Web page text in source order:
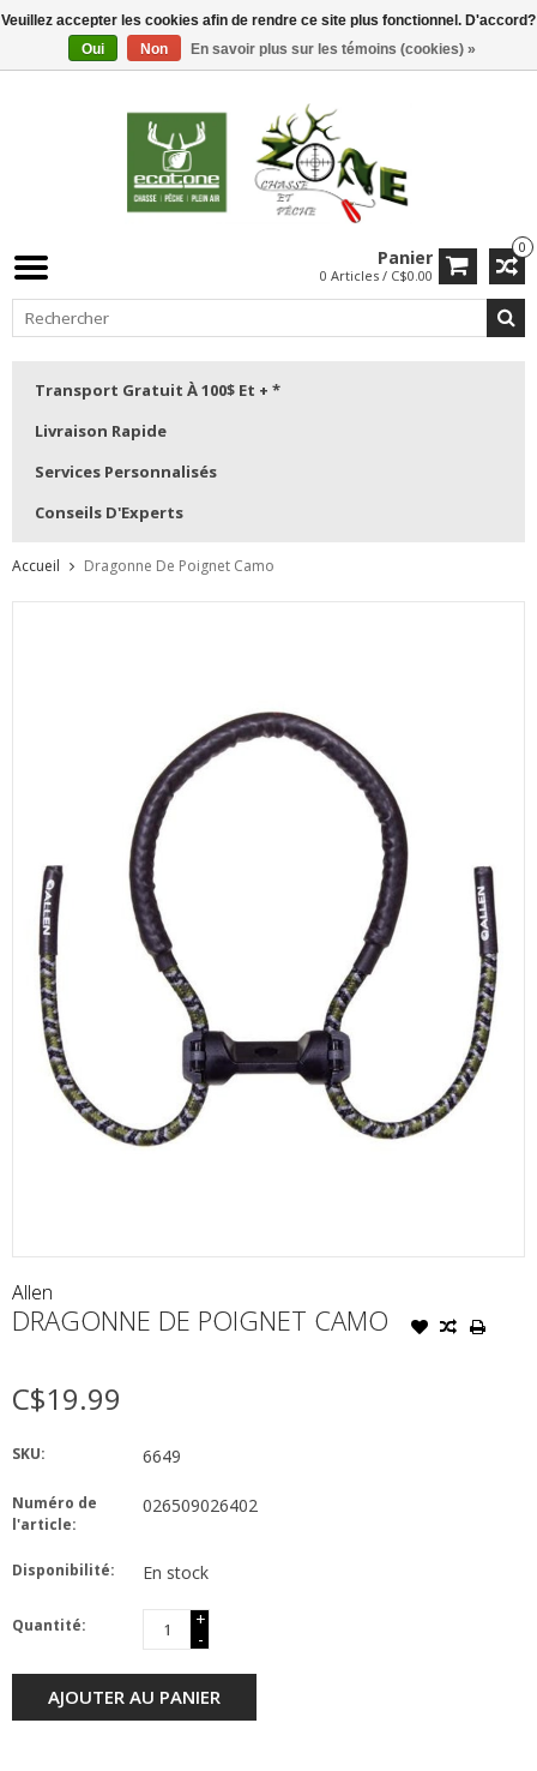
0
Panier
0 Articles / C$0.00
Transport Gratuit À 100$ Et + *
Livraison Rapide
Services Personnalisés
Conseils D'Experts
Accueil Dragonne De Poignet Camo
Allen
DRAGONNE DE POIGNET CAMO
C$19.99
SKU: 6649
Numéro de
l'article:
026509026402
Disponibilité: En stock
Quantité:
+
-
AJOUTER AU PANIER
Veuillez accepter les cookies afin de rendre ce site plus fonctionnel. D'accord?
Oui
Non En savoir plus sur les témoins (cookies) »